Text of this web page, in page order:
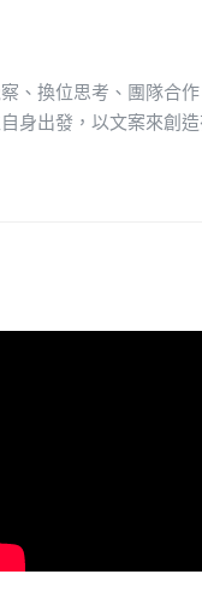
、換位思考、團隊合
身出發，以文案來創造